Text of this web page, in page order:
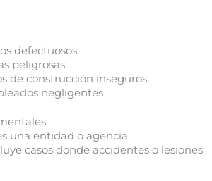
defectuosos
peligrosas
de construcción inseguros
negligentes
una entidad o agencia
casos donde accidentes o lesiones